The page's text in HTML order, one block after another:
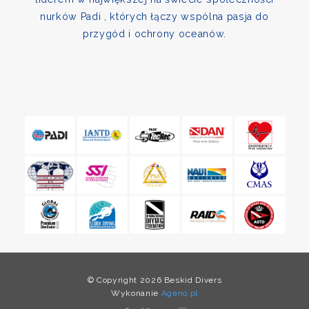
nurków Padi , których łączy wspólna pasja do
przygód i ochrony oceanów.
© Copyright 2026 Beskid Divers
Wykonanie Ageno.pl